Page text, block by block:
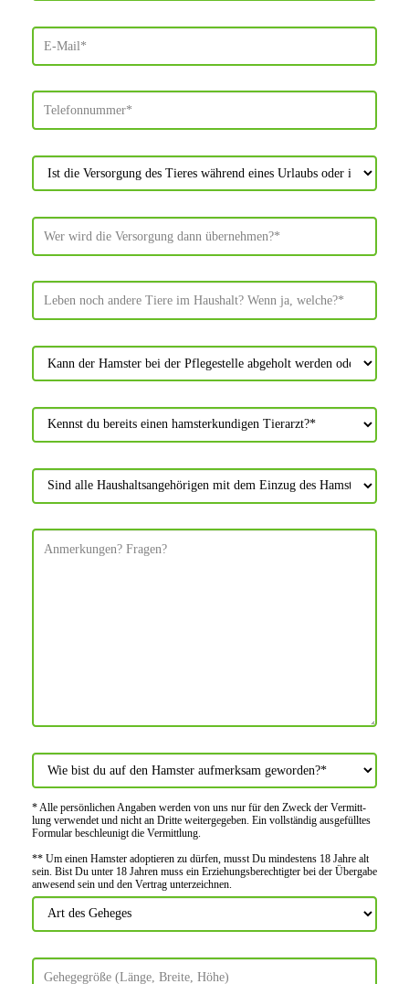
* Alle persön­lichen Angaben werden von uns nur für den Zweck der Vermitt­
lung verwendet und nicht an Dritte weiter­gegeben. Ein voll­ständig ausge­fülltes
Formular beschleu­nigt die Vermitt­lung.
** Um einen Hamster adoptieren zu dürfen, musst Du mindes­tens 18 Jahre alt
sein. Bist Du unter 18 Jahren muss ein Erziehungs­berechtigter bei der Über­gabe
anwes­end sein und den Vertrag unter­zeichnen.